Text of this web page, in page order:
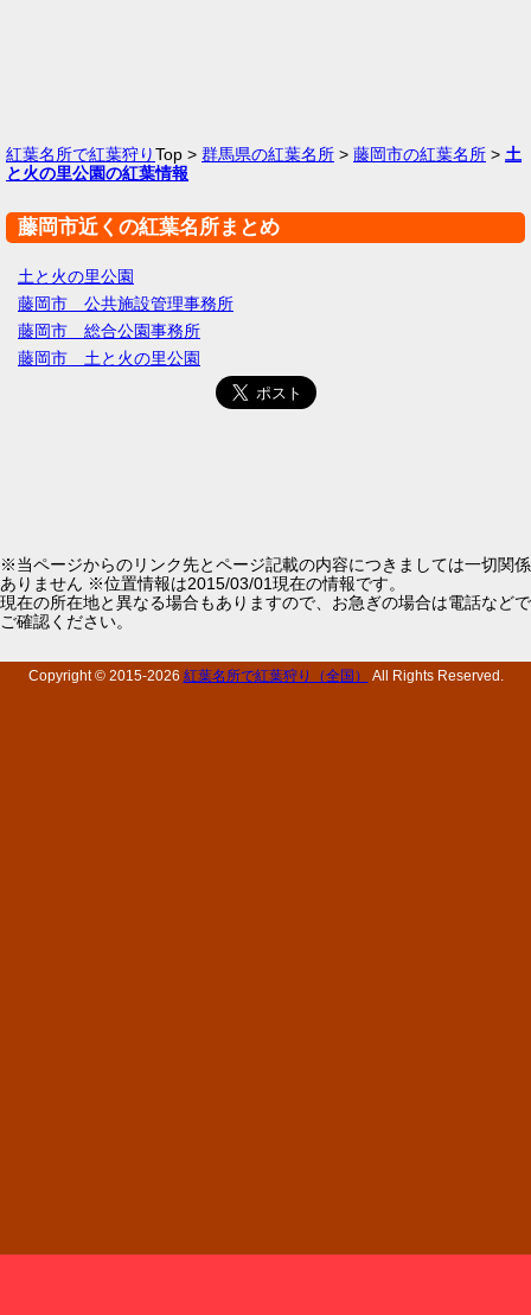
紅葉名所で紅葉狩りTop > 群馬県の紅葉名所 > 藤岡市の紅葉名所 > 土
と火の里公園の紅葉情報
藤岡市近くの紅葉名所まとめ
土と火の里公園
藤岡市 公共施設管理事務所
藤岡市 総合公園事務所
藤岡市 土と火の里公園
※当ページからのリンク先とページ記載の内容につきましては一切関係
ありません ※位置情報は2015/03/01現在の情報です。
現在の所在地と異なる場合もありますので、お急ぎの場合は電話などで
ご確認ください。
Copyright © 2015-2026 紅葉名所で紅葉狩り（全国） All Rights Reserved.